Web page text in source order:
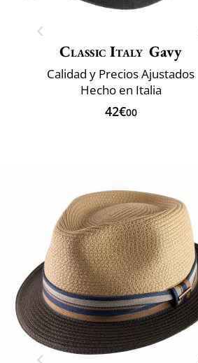
Classic Italy Gavy
Calidad y Precios Ajustados
Hecho en Italia
42€00